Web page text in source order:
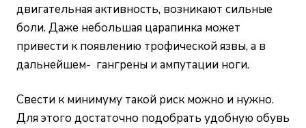
двигательная активность, возникают сильные
боли. Даже небольшая царапинка может
привести к появлению трофической язвы, а в
дальнейшем- гангрены и ампутации ноги.
Свести к минимуму такой риск можно и нужно.
Для этого достаточно подобрать удобную обувь